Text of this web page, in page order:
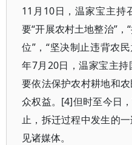
11月10日，温家宝主持
要“开展农村土地整治”
位”，“坚决制止违背农
年7月20日，温家宝主持
要依法保护农村耕地和
众权益。[4]但时至今日
止，拆迁过程中发生的
见诸媒体。